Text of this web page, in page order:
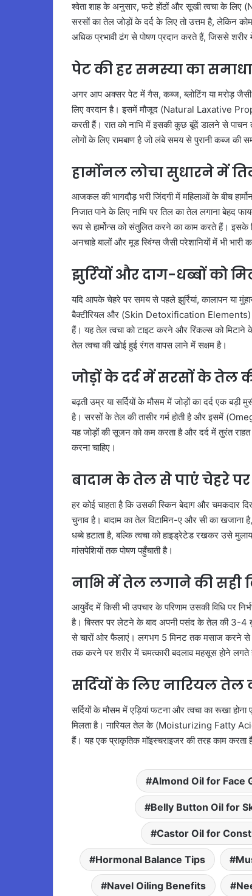
श्वेता शाह के अनुसार, फटे होंठों और सूखी त्वचा के
सरसों का तेल जोड़ों के दर्द के लिए तो उत्तम है, लेकिन
अधिक प्रभावी ढंग से पोषण प्रदान करते हैं, जिससे शरीर
पेट की हर समस्या का
अगर आप अक्सर पेट में गैस, कब्ज, ब्लोटिंग या मरोड़
लिए वरदान है। इसमें मौजूद (Natural Laxative
करती हैं। रात को नाभि में इसकी कुछ बूंदें डालने से
लोगों के लिए रामबाण है जो लंबे समय से पुरानी कब्ज की
हार्मोनल लोचा सुधारने में
आजकल की भागदौड़ भरी जिंदगी में महिलाओं के बीच
निजात पाने के लिए नाभि पर तिल का तेल लगाना
रूप से हार्मोन्स को संतुलित करने का काम करते हैं।
अनचाहे बालों और मूड स्विंग्स जैसी परेशानियों में भी भारी
झुर्रियों और दाग-धब्बों को
यदि आपके चेहरे पर समय से पहले झुर्रियां, कालापन या
बैक्टीरियल और (Skin Detoxification Elements)
हैं। यह तेल त्वचा को टाइट करने और रिंकल्स को मिटाने
तेल त्वचा की खोई हुई रंगत वापस लाने में सक्षम है।
जोड़ों के दर्द में सरसों के तेल
बढ़ती उम्र या सर्दियों के मौसम में जोड़ों का दर्द एक बड़ी
है। सरसों के तेल की तासीर गर्म होती है और इसमें
यह जोड़ों की सूजन को कम करता है और दर्द में तुरंत राहत
करना चाहिए।
बादाम के तेल से पाएं चेहरे
हर कोई चाहता है कि उसकी स्किन बेदाग और चमकदार
चुनाव है। बादाम का तेल विटामिन-ए और सी का
धब्बे हटाता है, बल्कि त्वचा को हाइड्रेटेड रखकर उसे
मांसपेशियों तक पोषण पहुँचाती है।
नाभि में तेल लगाने की सही
आयुर्वेद में किसी भी उपचार के परिणाम उसकी विधि पर
है। बिस्तर पर लेटने के बाद अपनी पसंद के तेल की 3-
से चारों ओर फैलाएं। लगभग 5 मिनट तक मसाज करने से तेल
तक करने पर शरीर में चमत्कारी बदलाव महसूस होने लगते
सर्दियों के लिए नारियल तेल
सर्दियों के मौसम में एड़ियां फटना और त्वचा का रूखा
मिलता है। नारियल तेल के (Moisturizing Fatty
हैं। यह एक प्राकृतिक मॉइस्चराइजर की तरह काम करता
Almond Oil for Face
Belly Button Oil for
Castor Oil for
Hormonal Balance Tips
Navel Oiling Benefits